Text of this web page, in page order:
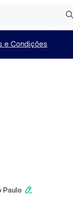
e Condições
Paulo